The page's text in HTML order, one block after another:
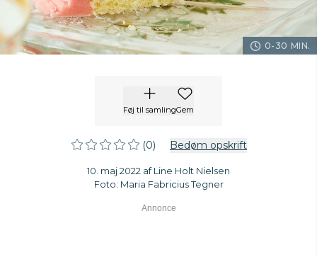
0-30 MIN.
Føj til samlingGem
(0) Bedøm opskrift
10. maj 2022 af Line Holt Nielsen
Foto: Maria Fabricius Tegner